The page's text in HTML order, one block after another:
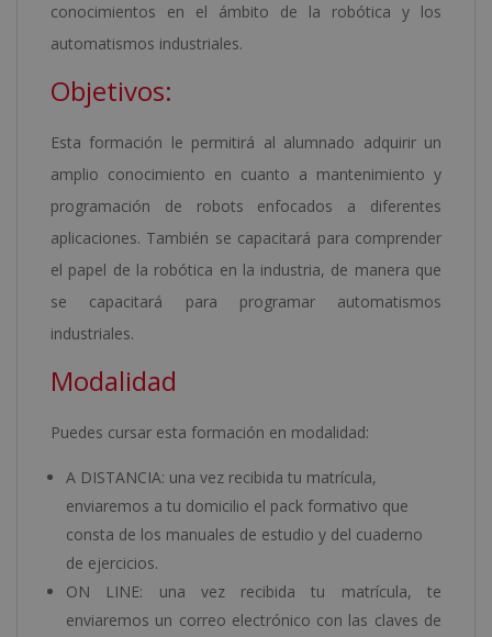
conocimientos en el ámbito de la robótica y los
automatismos industriales.
Objetivos:
Esta formación le permitirá al alumnado adquirir un
amplio conocimiento en cuanto a mantenimiento y
programación de robots enfocados a diferentes
aplicaciones. También se capacitará para comprender
el papel de la robótica en la industria, de manera que
se capacitará para programar automatismos
industriales.
Modalidad
Puedes cursar esta formación en modalidad:
A DISTANCIA: una vez recibida tu matrícula,
enviaremos a tu domicilio el pack formativo que
consta de los manuales de estudio y del cuaderno
de ejercicios.
ON LINE: una vez recibida tu matrícula, te
enviaremos un correo electrónico con las claves de